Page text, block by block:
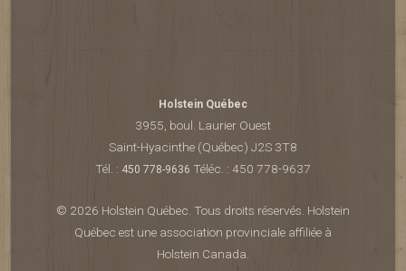
Holstein Québec
3955, boul. Laurier Ouest
Saint-Hyacinthe (Québec) J2S 3T8
Tél. : 450 778-9636 Téléc. : 450 778-9637
© 2026 Holstein Québec. Tous droits réservés. Holstein
Québec est une association provinciale affiliée à
Holstein Canada.